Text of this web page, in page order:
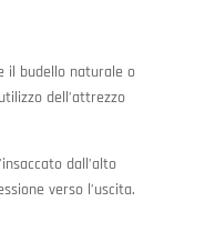
il budello naturale o
dell’attrezzo
dall’alto
verso l’uscita.